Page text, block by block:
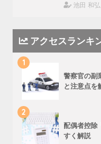
池田 和弘
アクセスランキ
1
警察官の副
と注意点を
2
配偶者控除
すく解説